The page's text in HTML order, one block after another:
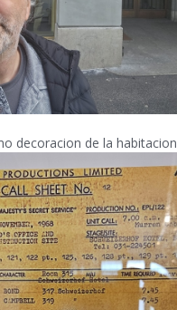
decoracion de la habitacion